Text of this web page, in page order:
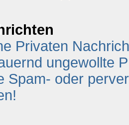
Privaten
ungewollte
Spam- oder